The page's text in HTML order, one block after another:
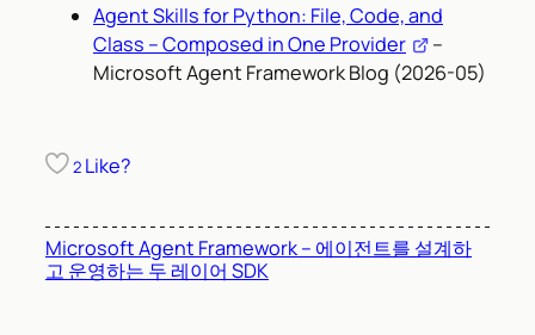
Agent Skills for Python: File, Code, and
Class – Composed in One Provider
–
Microsoft Agent Framework Blog (2026-05)
2 Like?
Microsoft Agent Framework – 에이전트를 설계하
고 운영하는 두 레이어 SDK